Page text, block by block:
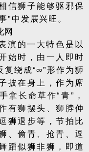
信狮子能够驱邪保
”中发展兴旺。
演的一大特色是以
始时，由一人即时
绕成“∞”形作为狮
披在身上，作为席
拿长命草作“青”，
有狮摆头、狮脖伸
狮退步等，节拍比
、偷青、抢青、逗
蹈似狮非狮，即道